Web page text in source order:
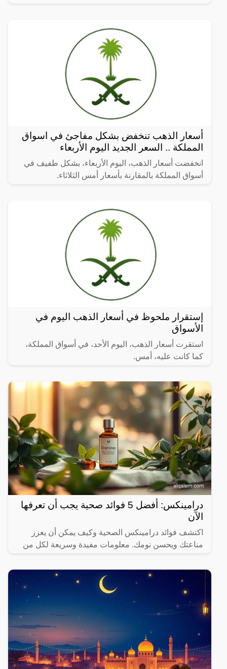
أسعار الذهب تنخفض بشكل مفاجئ في اسواق
المملكة .. السعر الجديد اليوم الأربعاء
انخفضت أسعار الذهب، اليوم الأربعاء، بشكل طفيف في
أسواق المملكة بالمقارنة بأسعار أمس الثلاثاء.
إستقرار ملحوظ في أسعار الذهب اليوم في
الأسواق
استقرت أسعار الذهب، اليوم الأحد، في أسواق المملكة،
كما كانت عليه، أمس.
درامينكس: أفضل 5 فوائد صحية يجب أن تعرفها
الآن
اكتشف فوائد درامينكس الصحية وكيف يمكن أن يعزز
مناعتك ويحسن نومك. معلومات مفيدة وسريعة لكل من